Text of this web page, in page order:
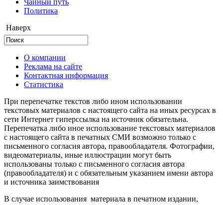
Политика
Наверх
О компании
Реклама на сайте
Контактная информация
Статистика
При перепечатке текстов либо ином использовании
текстовых материалов с настоящего сайта на иных ресурсах в
сети Интернет гиперссылка на источник обязательна.
Перепечатка либо иное использование текстовых материалов
с настоящего сайта в печатных СМИ возможно только с
письменного согласия автора, правообладателя. Фотографии,
видеоматериалы, иные иллюстрации могут быть
использованы только с письменного согласия автора
(правообладателя) и с обязательным указанием имени автора
и источника заимствования
В случае использования материала в печатном издании,